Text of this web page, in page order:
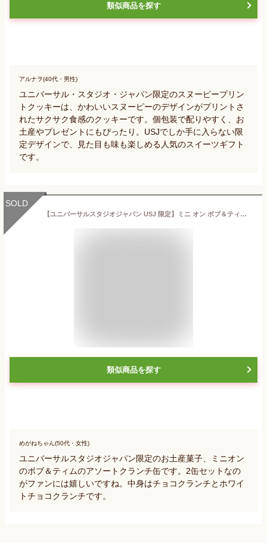
類似商品を探す
アルナヲ(40代・男性)
ユニバーサル・スタジオ・ジャパン限定のスヌーピープリン
トクッキーは、かわいいスヌーピーのデザインがプリントさ
れたサクサク食感のクッキーです。個包装で配りやすく、お
土産やプレゼントにもぴったり。USJでしか手に入らない限
定デザインで、見た目も味も楽しめる人気のスイーツギフト
です。
SOLD
【ユニバーサルスタジオジャパン USJ 限定】ミニ オン ボブ＆ティム アソートクランチ2缶セット お土産 お菓子 ユニバ グッズ プレゼント
類似商品を探す
めがねちゃん(50代・女性)
ユニバーサルスタジオジャパン限定のお土産菓子、ミニオン
のボブ＆ティムのアソートクランチ缶です。2缶セットなの
がファンには嬉しいですね。中身はチョコクランチとホワイ
トチョコクランチです。